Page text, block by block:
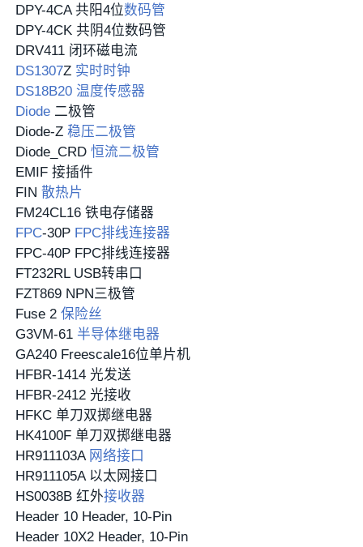
DPY-4CA 共阳4位数码管
DPY-4CK 共阴4位数码管
DRV411 闭环磁电流
DS1307Z 实时时钟
DS18B20 温度传感器
Diode 二极管
Diode-Z稳压二极管
Diode_CRD恒流二极管
EMIF 接插件
FIN散热片
FM24CL16 铁电存储器
FPC-30P FPC排线连接器
FPC-40P FPC排线连接器
FT232RL USB转串口
FZT869 NPN三极管
Fuse 2保险丝
G3VM-61 半导体继电器
GA240 Freescale16位单片机
HFBR-1414 光发送
HFBR-2412 光接收
HFKC 单刀双掷继电器
HK4100F 单刀双掷继电器
HR911103A 网络接口
HR911105A 以太网接口
HS0038B 红外接收器
Header 10 Header, 10-Pin
Header 10X2 Header, 10-Pin